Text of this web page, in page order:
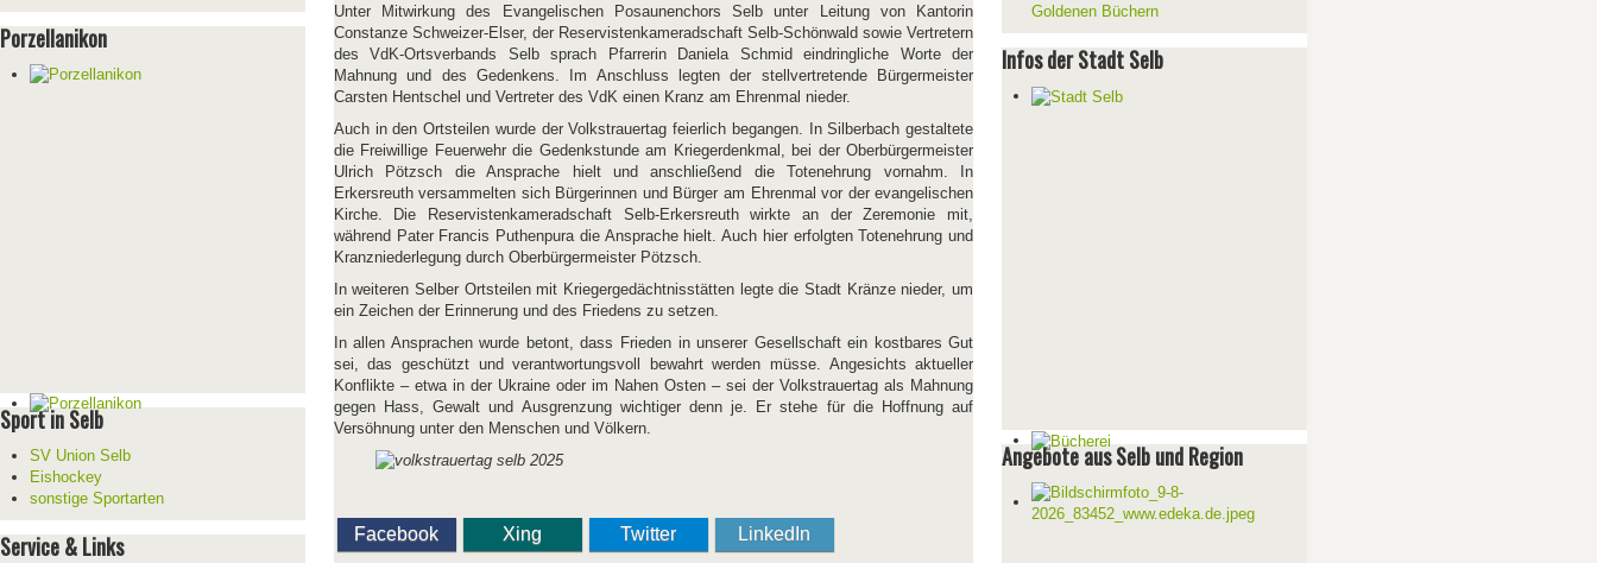
Porzellanikon
Sport in Selb
SV Union Selb
Eishockey
sonstige Sportarten
Service & Links
Unter Mitwirkung des Evangelischen Posaunenchors Selb unter Leitung von Kantorin
Constanze Schweizer-Elser, der Reservistenkameradschaft Selb-Schönwald sowie Vertretern
des VdK-Ortsverbands Selb sprach Pfarrerin Daniela Schmid eindringliche Worte der
Mahnung und des Gedenkens. Im Anschluss legten der stellvertretende Bürgermeister
Carsten Hentschel und Vertreter des VdK einen Kranz am Ehrenmal nieder.
Auch in den Ortsteilen wurde der Volkstrauertag feierlich begangen. In Silberbach gestaltete
die Freiwillige Feuerwehr die Gedenkstunde am Kriegerdenkmal, bei der Oberbürgermeister
Ulrich Pötzsch die Ansprache hielt und anschließend die Totenehrung vornahm. In
Erkersreuth versammelten sich Bürgerinnen und Bürger am Ehrenmal vor der evangelischen
Kirche. Die Reservistenkameradschaft Selb-Erkersreuth wirkte an der Zeremonie mit,
während Pater Francis Puthenpura die Ansprache hielt. Auch hier erfolgten Totenehrung und
Kranzniederlegung durch Oberbürgermeister Pötzsch.
In weiteren Selber Ortsteilen mit Kriegergedächtnisstätten legte die Stadt Kränze nieder, um
ein Zeichen der Erinnerung und des Friedens zu setzen.
In allen Ansprachen wurde betont, dass Frieden in unserer Gesellschaft ein kostbares Gut
sei, das geschützt und verantwortungsvoll bewahrt werden müsse. Angesichts aktueller
Konflikte – etwa in der Ukraine oder im Nahen Osten – sei der Volkstrauertag als Mahnung
gegen Hass, Gewalt und Ausgrenzung wichtiger denn je. Er stehe für die Hoffnung auf
Versöhnung unter den Menschen und Völkern.
Facebook Xing Twitter LinkedIn
Goldenen Büchern
Infos der Stadt Selb
Angebote aus Selb und Region